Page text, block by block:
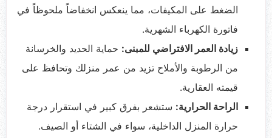
الضغط على المكيفات، مما ينعكس انخفاضاً ملحوظاً في
فاتورة الكهرباء الشهرية.
زيادة العمر الافتراضي للمبنى: حماية الحديد والخرسانة
من الرطوبة والأملاح تزيد من عمر منزلك وتحافظ على
قيمته العقارية.
الراحة الحرارية: ستشعر بفرق كبير في استقرار درجة
حرارة المنزل الداخلية، سواء في الشتاء أو الصيف.